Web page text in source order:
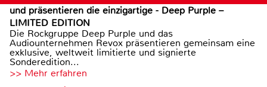
und präsentieren die einzigartige - Deep Purple –
LIMITED EDITION
Die Rockgruppe Deep Purple und das
Audiounternehmen Revox präsentieren gemeinsam eine
exklusive, weltweit limitierte und signierte
Sonderedition...
>> Mehr erfahren